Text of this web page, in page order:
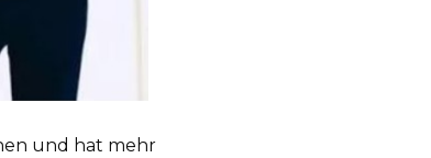
und hat mehr